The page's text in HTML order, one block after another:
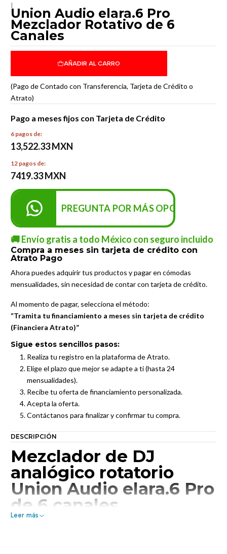
|
Union Audio elara.6 Pro
Mezclador Rotativo de 6
Canales
AÑADIR AL CARRO
(Pago de Contado con Transferencia, Tarjeta de Crédito o
Atrato)
Pago a meses fijos con Tarjeta de Crédito
6 pagos de:
13,522.33 MXN
12 pagos de:
7419.33 MXN
PREGUNTA POR MÁS OPCIONES DE
🚚 Envío gratis a todo México con seguro incluido
Compra a meses sin tarjeta de crédito con
Atrato Pago
Ahora puedes adquirir tus productos y pagar en cómodas
mensualidades, sin necesidad de contar con tarjeta de crédito.
Al momento de pagar, selecciona el método:
“Tramita tu financiamiento a meses sin tarjeta de crédito
(Financiera Atrato)”
Sigue estos sencillos pasos:
Realiza tu registro en la plataforma de Atrato.
Elige el plazo que mejor se adapte a ti (hasta 24
mensualidades).
Recibe tu oferta de financiamiento personalizada.
Acepta la oferta.
Contáctanos para finalizar y confirmar tu compra.
DESCRIPCIÓN
Mezclador de DJ
analógico rotatorio
Union Audio elara.6 Pro
de 6 canales
Leer más